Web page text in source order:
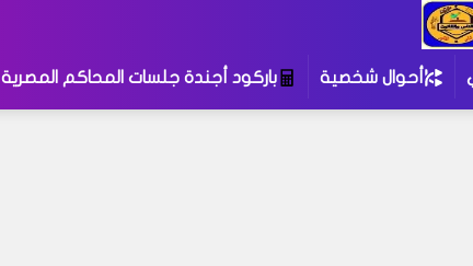
أحوال شخصية باركود أجندة جلسات المحاكم المصرية